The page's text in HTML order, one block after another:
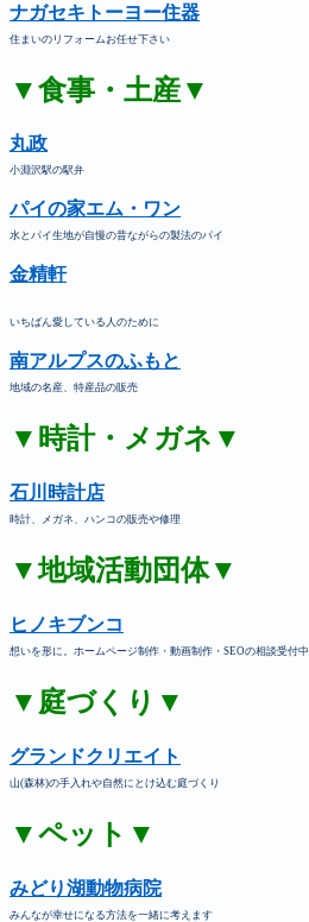
ナガセキトーヨー住器
住まいのリフォームお任せ下さい
▼食事・土産▼
丸政
小淵沢駅の駅弁
パイの家エム・ワン
水とパイ生地が自慢の昔ながらの製法のパイ
金精軒
いちばん愛している人のために
南アルプスのふもと
地域の名産、特産品の販売
▼時計・メガネ▼
石川時計店
時計、メガネ、ハンコの販売や修理
▼地域活動団体▼
ヒノキブンコ
想いを形に。ホームページ制作・動画制作・SEOの相談受付中
▼庭づくり▼
グランドクリエイト
山(森林)の手入れや自然にとけ込む庭づくり
▼ペット▼
みどり湖動物病院
みんなが幸せになる方法を一緒に考えます